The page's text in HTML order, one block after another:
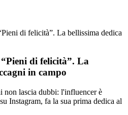
di felicità”. La bellissima dedica
di felicità”. La
in campo
non lascia dubbi: l'influencer è
Instagram, fa la sua prima dedica al